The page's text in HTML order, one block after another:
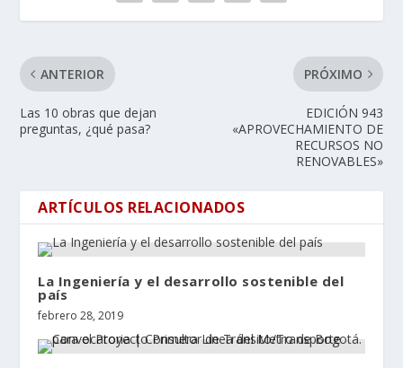
ANTERIOR
Las 10 obras que dejan
preguntas, ¿qué pasa?
PRÓXIMO
EDICIÓN 943
«APROVECHAMIENTO DE
RECURSOS NO
RENOVABLES»
ARTÍCULOS RELACIONADOS
La Ingeniería y el desarrollo sostenible del
país
febrero 28, 2019